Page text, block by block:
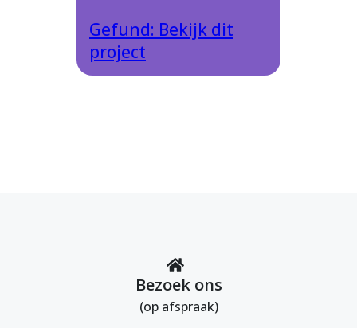
Gefund: Bekijk dit
project
Bezoek ons
(op afspraak)